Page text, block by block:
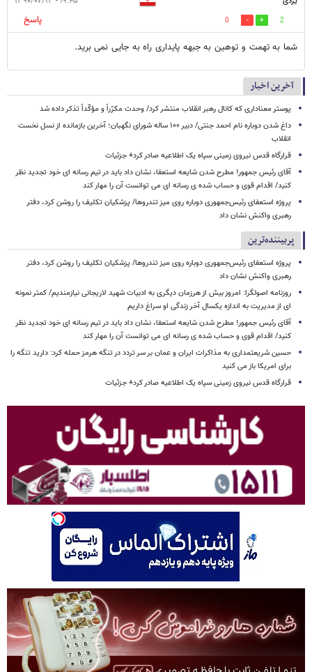
2
0
پاسخ
شما به تهمت و توهین به جبهه پایداری راه به جایی نمی برید.
آخرین اخبار
پوستر معناداری که کانال رهبر انقلاب منتشر کرد/ وحدت مکرّراً و مؤکّداً تذکر داده شد
داغ شدن دوباره نام احمد جنتی/ دبیر ۱۰۰ ساله شورای نگهبان؛ آخرین بازمانده از نسل نخست
انقلاب
قرارگاه قدس نیروی زمینی سپاه یک اطلاعیه صادر کرد+ جزئیات
آقای رئیس جمهور! مطرح شدن شایعه استعفا، نشان داد باید در تیم رسانه ای خود تجدید نظر
کنید/ اقدام قوی و حساب شده ی رسانه ای می توانست آن را مهار کند
پروژه استعفای رئیس‌جمهوری دوباره روی میز تندروها/ پزشکیان تکلیف را روشن کرد، دفتر
رهبری واکنش نشان داد
پربیننده‌ترین
پروژه استعفای رئیس‌جمهوری دوباره روی میز تندروها/ پزشکیان تکلیف را روشن کرد، دفتر
رهبری واکنش نشان داد
روزنامه اصولگرا: امروز بیش از هرزمان دیگری به ادبیات شهید لاریجانی نیازمندیم/ کمتر نمونه
ای از مدیریت به اندازه یکسال آخر زندگی او سراغ داریم
آقای رئیس جمهور! مطرح شدن شایعه استعفا، نشان داد باید در تیم رسانه ای خود تجدید نظر
کنید/ اقدام قوی و حساب شده ی رسانه ای می توانست آن را مهار کند
حسین شریعتمداری به مذاکرات ایران و عمان بر سر تردد در تنگه هرمز حمله کرد: دارید تنگه را
برای امریکا باز می کنید
قرارگاه قدس نیروی زمینی سپاه یک اطلاعیه صادر کرد+ جزئیات